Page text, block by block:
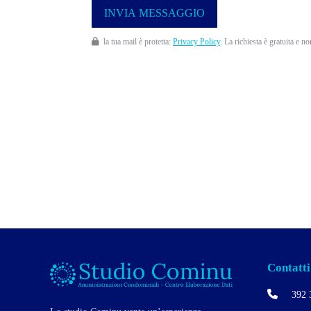
la tua mail è protetta: Privacy Policy. La richiesta è gratuita e
Contatti
392